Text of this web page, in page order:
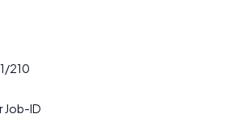
210
Job-ID